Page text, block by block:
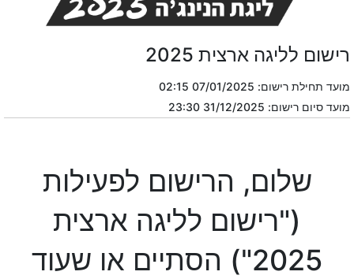
רישום לליגה ארצית 2025
מועד תחילת רישום: 07/01/2025 02:15
מועד סיום רישום: 31/12/2025 23:30
שלום, הרישום לפעילות
("רישום לליגה ארצית
2025") הסתיים או שעוד